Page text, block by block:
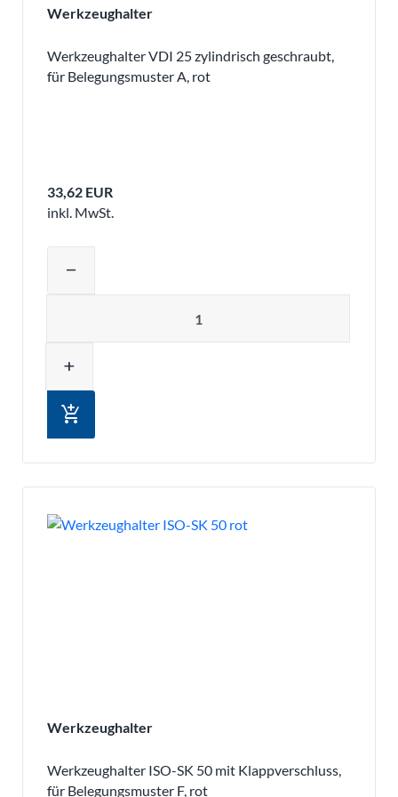
Werkzeughalter
Werkzeughalter VDI 25 zylindrisch geschraubt,
für Belegungsmuster A, rot
33,62 EUR
inkl. MwSt.
remove
add
add_shopping_cart
Werkzeughalter
Werkzeughalter ISO-SK 50 mit Klappverschluss,
für Belegungsmuster F, rot